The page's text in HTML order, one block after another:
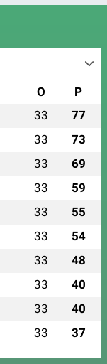
O P
33 77
33 73
33 69
33 59
33 55
33 54
33 48
33 40
33 40
33 37